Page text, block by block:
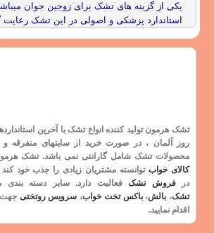
یکی از گزینه های تشک برای زوجین جوان
استاندارد پزشکی و اصولی در این تشک
تشک هرمون تولید کننده انواع تشک با آخرین
روز آلمان ، در صورت خرید از سایتهای متفرقه و
محصولات تشک شاملگارانتی نمی باشد. تشک
کالای خوابتوانسته مشتریان زیادی را جذب خود
درفروش تشک فعالیت دارد. سایر دسته
تشک، بالش،باکس تخت خواب، سرویس روتختی جهت
اقدام نمایید.